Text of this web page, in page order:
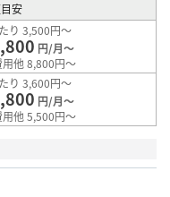
安
り 3,500円～
円/月～
他 8,800円～
り 3,600円～
円/月～
他 5,500円～